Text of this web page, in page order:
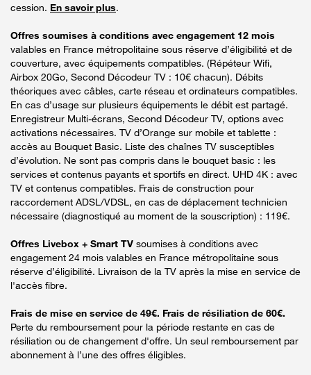
cession. En savoir plus.
Offres soumises à conditions avec engagement 12 mois
valables en France métropolitaine sous réserve d’éligibilité et de
couverture, avec équipements compatibles. (Répéteur Wifi,
Airbox 20Go, Second Décodeur TV : 10€ chacun). Débits
théoriques avec câbles, carte réseau et ordinateurs compatibles.
En cas d’usage sur plusieurs équipements le débit est partagé.
Enregistreur Multi-écrans, Second Décodeur TV, options avec
activations nécessaires. TV d’Orange sur mobile et tablette :
accès au Bouquet Basic. Liste des chaînes TV susceptibles
d’évolution. Ne sont pas compris dans le bouquet basic : les
services et contenus payants et sportifs en direct. UHD 4K : avec
TV et contenus compatibles. Frais de construction pour
raccordement ADSL/VDSL, en cas de déplacement technicien
nécessaire (diagnostiqué au moment de la souscription) : 119€.
Offres Livebox + Smart TV soumises à conditions avec
engagement 24 mois valables en France métropolitaine sous
réserve d’éligibilité. Livraison de la TV après la mise en service de
l'accès fibre.
Frais de mise en service de 49€. Frais de résiliation de 60€.
Perte du remboursement pour la période restante en cas de
résiliation ou de changement d'offre. Un seul remboursement par
abonnement à l’une des offres éligibles.